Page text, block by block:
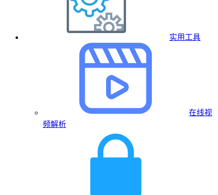
实用工具
在线视
频解析